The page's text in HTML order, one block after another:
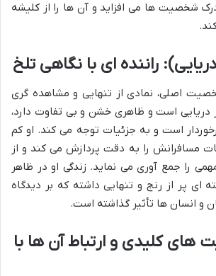
شخصیت ها می افزاید و آن ها را از کلیشه
دریایی): راننده ای با نگاهی تلخ
اصلی، نمادی از تنهایی و مشاهده گری
دریایی است و ظاهری خشن و بی تفاوت دارد،
است و به جزئیات توجه می کند. او کم
مسافرانش را به دقت پردازش می کند و از
را جمع آوری می نماید. زندگی او در ظاهر
ای پر از رنج و تنهایی داشته که بر دیدگاه
انسان ها تأثیر گذاشته است.
کلیدی و ارتباط آن ها با